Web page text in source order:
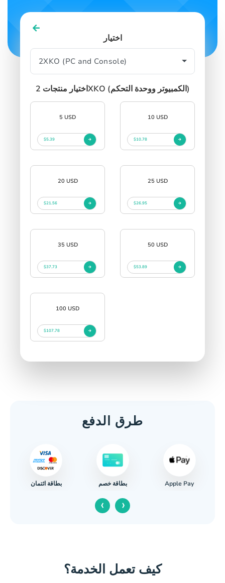
اختيار
اختيار منتجات 2XKO (الكمبيوتر ووحدة التحكم)
5 USD
$5.39
10 USD
$10.78
20 USD
$21.56
25 USD
$26.95
35 USD
$37.73
50 USD
$53.89
100 USD
$107.78
طرق الدفع
بطاقة ائتمان بطاقة خصم Apple Pay
‹ ›
كيف تعمل الخدمة؟